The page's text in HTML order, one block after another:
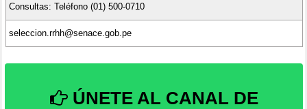
Consultas: Teléfono (01) 500-0710
seleccion.rrhh@senace.gob.pe
ÚNETE AL CANAL DE